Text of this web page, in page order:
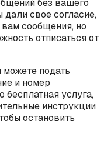
без вашего
дали свое согласие,
сообщения, но
отписаться от
можете подать
и номер
бесплатная услуга,
инструкции
остановить